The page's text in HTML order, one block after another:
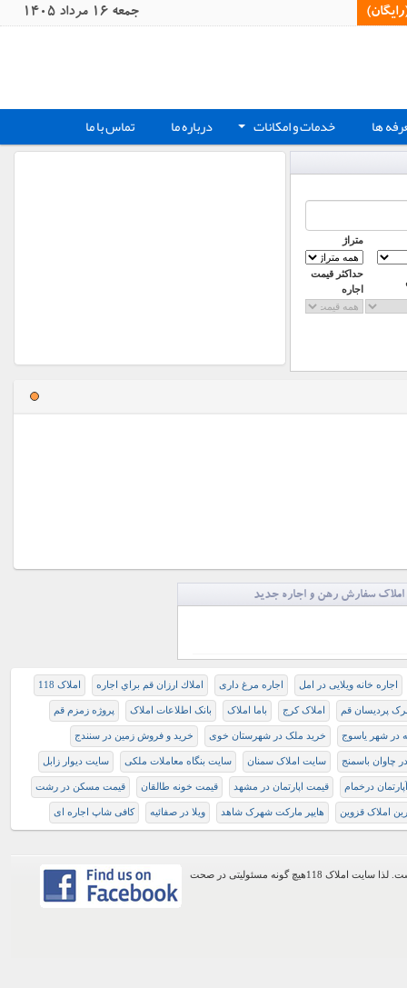
جمعه 16 مرداد 1405
ها + خدمات و امکانات درباره ما تماس با ما
متراژ
حداکثر قیمت
اجاره
املاک سفارش رهن و اجاره جدید
اجاره خانه ویلایی در امل اجاره مرغ داری املاك ارزان قم براي اجاره املاک 118
پردیسان قم املاک کرج باما املاک بانک اطلاعات املاک پروژه زمزم قم
در شهر یاسوج خرید ملک در شهرستان خوی خرید و فروش زمین در سنندج
چاوان باسمنج سایت املاک سمنان سایت بنگاه معاملات ملکی سایت دیوار زابل
درخمام قیمت اپارتمان در مشهد قیمت خونه طالقان قیمت مسکن در رشت
املاک قزوین هایپر مارکت شهرک شاهد ويلا در صفائيه کافی شاپ اجاره ای
اطلاعات موجود در این وب سایت از طریق کاربران عمومی سایت ثبت شده است. لذا سایت املاک 118هیچ گونه مسئولیتی در صحت